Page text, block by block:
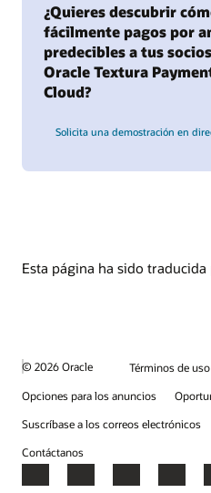
¿Quieres descubrir
fácilmente pagos por
predecibles a tus
Oracle Textura
Cloud?
Solicita una demostración en
Esta página ha sido
© 2026 Oracle
Términos de
Opciones para los anuncios
Suscríbase a los correos electrónicos
Contáctanos
Facebook
X LinkedInYouTube